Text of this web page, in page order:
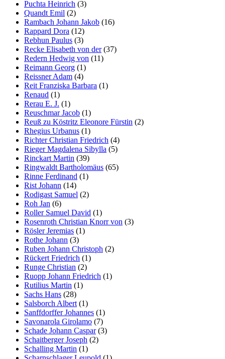
Puchta Heinrich (3)
Quandt Emil (2)
Rambach Johann Jakob (16)
Rappard Dora (12)
Rebhun Paulus (3)
Recke Elisabeth von der(37)
Redern Hedwig von (11)
Reimann Georg (1)
Reissner Adam (4)
Reit Franziska Barbara (1)
Renaud (1)
Rerau E. J. (1)
Reuschmar Jacob (1)
Reuß zu Köstritz Eleonore Fürstin (2)
Rhegius Urbanus (1)
Richter Christian Friedrich (4)
Rieger Magdalena Sibylla (5)
Rinckart Martin (39)
Ringwaldt Bartholomäus (65)
Rinne Ferdinand (1)
Rist Johann (14)
Rodigast Samuel (2)
Roh Jan (6)
Roller Samuel David (1)
Rosenroth Christian Knorr von (3)
Rösler Jeremias (1)
Rothe Johann (3)
Ruben Johann Christoph (2)
Rückert Friedrich (1)
Runge Christian (2)
Ruopp Johann Friedrich (1)
Rutilius Martin (1)
Sachs Hans (28)
Salsborch Albert (1)
Sanffdorffer Johannes (1)
Savonarola Girolamo (7)
Schade Johann Caspar(3)
Schaitberger Joseph (2)
Schalling Martin (1)